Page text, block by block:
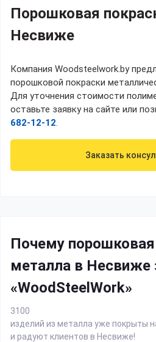
Порошковая
Несвиже
Компания Woodsteelwork.by
порошковой покраски
Для уточнения стоимости
оставьте заявку на сайте или
682-12-12.
Заказать
Почему порошковая
металла в Несвиже
«WoodSteelWork»
3100
изделий из металла уже покрыты
и радуют клиентов в Несвиже!